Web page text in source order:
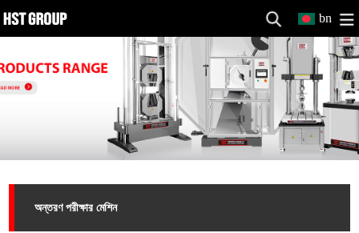
bn
অন্তরণ পরীক্ষার মেশিন